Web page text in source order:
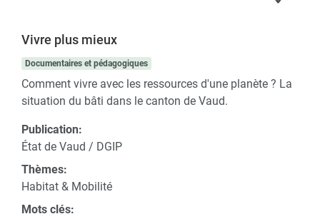
Vivre plus mieux
Documentaires et pédagogiques
Comment vivre avec les ressources d'une planète ? La
situation du bâti dans le canton de Vaud.
Publication:
État de Vaud / DGIP
Thèmes:
Habitat & Mobilité
Mots clés: